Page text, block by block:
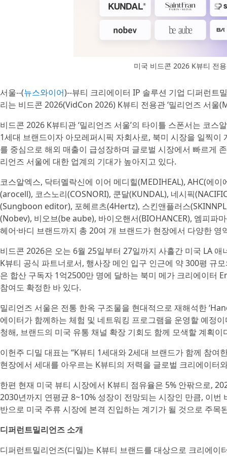
미국 비드콘 2026 K뷰티 전
서울--(뉴스와이어)--뷰티 크리에이터 IP 솔루션 기업 디퍼런트
리는 비드콘 2026(VidCon 2026) K뷰티 전용관 ‘밀리언즈 서울
비드콘 2026 K뷰티관 ‘밀리언즈 서울’의 타이틀 스폰서는 코
1세대 브랜드이자 아모레퍼시픽 자회사로, 북미 시장을 일찍
를 중심으로 해외 매출이 급성장하며 글로벌 시장에서 빠르게
리언즈 서울에 대한 업계의 기대가 높아지고 있다.
코스알엑스, 닥터멜락신에 이어 메디힐(MEDIHEAL), AHC(에
(arocell), 코스노리(COSNORI), 쿤달(KUNDAL), 네시픽
(Sungboon editor), 포헤르츠(4Hertz), 스킨앤플러스
(Nobev), 비오브(be aube), 바이오핸서(BIOHANCER), 엠피파
헤어·바디 브랜드까지 총 20여 개 브랜드가 현장에서 다양한 영
비드콘 2026은 오는 6월 25일부터 27일까지 사흘간 미국 LA
K뷰티 공식 파트너로서, 행사장 메인 입구 인근에 약 300평 규
은 합산 구독자 1억2500만 명에 달하는 북미 메가 크리에이
참여도 확정한 바 있다.
밀리언즈 서울은 전통 한옥 구조물을 현대적으로 재해석한
에이터가 함께하는 체험 및 네트워킹 프로그램을 운영할 예정
청해, 브랜드의 미국 유통 채널 확장 기회도 함께 모색할 계획이
이헌주 디밀 대표는 “K뷰티 1세대와 2세대 브랜드가 함께 참여
현장에서 세대를 아우르는 K뷰티의 저력을 글로벌 크리에이터
한편 현재 미국 뷰티 시장에서 K뷰티 점유율은 5% 안팎으로,
2030년까지 연평균 8~10% 성장이 전망되는 시장인 만큼, 이
반으로 미국 주류 시장에 본격 진입하는 계기가 될 것으로 주목
디퍼런트밀리언즈 소개
디퍼런트밀리언즈(디밀)는 K뷰티 브랜드를 대상으로 크리에